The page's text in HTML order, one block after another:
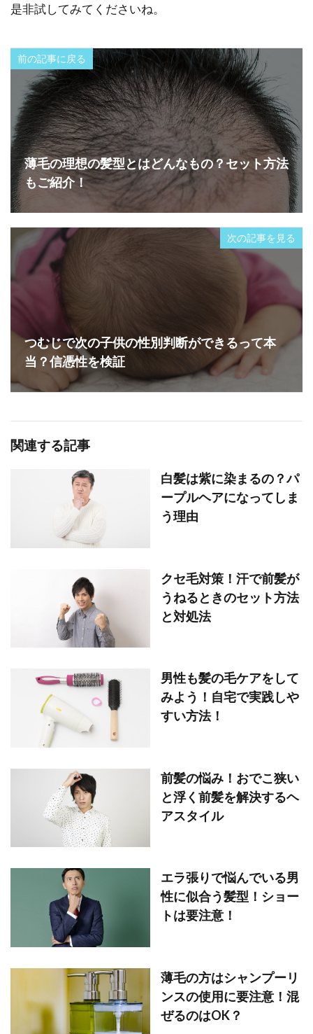
是非試してみてくださいね。
前の記事に戻る
薄毛の理想の髪型とはどんなもの？セット方法
もご紹介！
次の記事を見る
つむじで次の子供の性別判断ができるって本
当？信憑性を検証
関連する記事
白髪は紫に染まるの？パ
ープルヘアになってしま
う理由
クセ毛対策！汗で前髪が
うねるときのセット方法
と対処法
男性も髪の毛ケアをして
みよう！自宅で実践しや
すい方法！
前髪の悩み！おでこ狭い
と浮く前髪を解決するヘ
アスタイル
エラ張りで悩んでいる男
性に似合う髪型！ショー
トは要注意！
薄毛の方はシャンプーリ
ンスの使用に要注意！混
ぜるのはOK？